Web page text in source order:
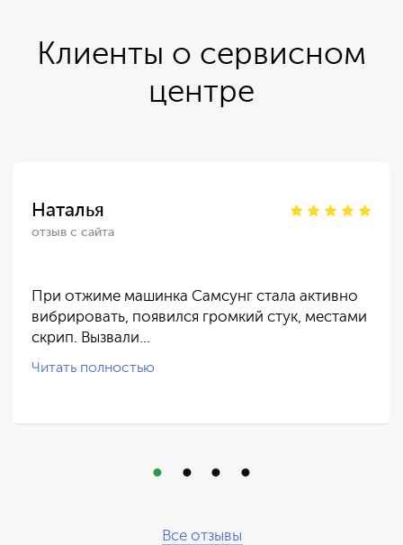
Клиенты о сервисном
центре
Наталья
отзыв с сайта
При отжиме машинка Самсунг стала активно
вибрировать, появился громкий стук, местами
скрип. Вызвали…
Читать полностью
Все отзывы